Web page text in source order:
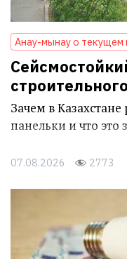
Анау-мынау о текущем
Зачем в
панельки и что
07.08.2026 2773